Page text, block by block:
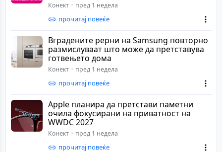
Конект пред 1 недела
прочитај повеќе
Вградените рерни на Samsung повторно
размислуваат што може да претставува
готвењето дома
Конект пред 1 недела
прочитај повеќе
Apple планира да претстави паметни
очила фокусирани на приватност на
WWDC 2027
Конект пред 1 недела
прочитај повеќе